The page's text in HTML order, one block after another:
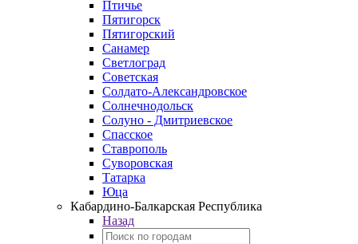
Птичье
Пятигорск
Пятигорский
Санамер
Светлоград
Советская
Солдато-Александровское
Солнечнодольск
Солуно - Дмитриевское
Спасское
Ставрополь
Суворовская
Татарка
Юца
Кабардино‑Балкарская Республика
Назад